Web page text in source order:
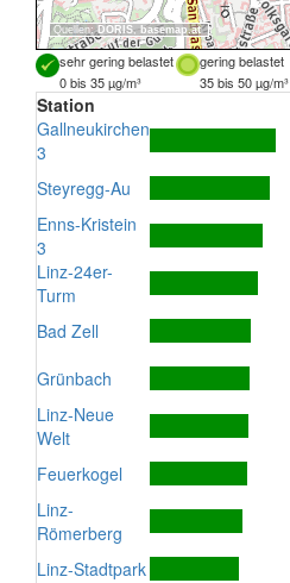
Quellen:DORIS, basemap.at
sehr gering belastet gering belastet
0 bis 35 µg/m³
35 bis 50 µg/m³
Station
Gallneukirchen
3
Steyregg-Au
Enns-Kristein
3
Linz-24er-
Turm
Bad Zell
Grünbach
Linz-Neue
Welt
Feuerkogel
Linz-
Römerberg
Linz-Stadtpark